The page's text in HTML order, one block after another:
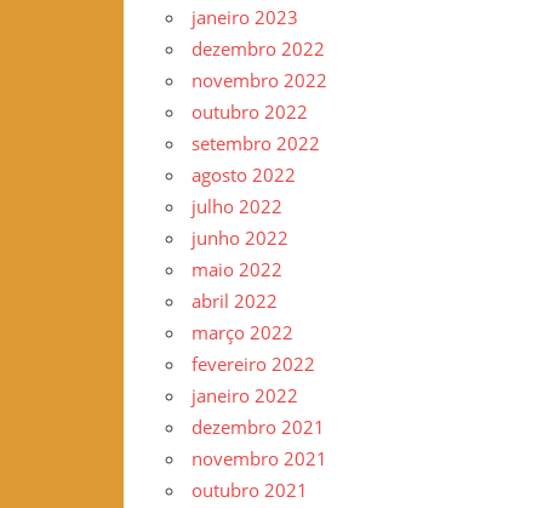
janeiro 2023
dezembro 2022
novembro 2022
outubro 2022
setembro 2022
agosto 2022
julho 2022
junho 2022
maio 2022
abril 2022
março 2022
fevereiro 2022
janeiro 2022
dezembro 2021
novembro 2021
outubro 2021